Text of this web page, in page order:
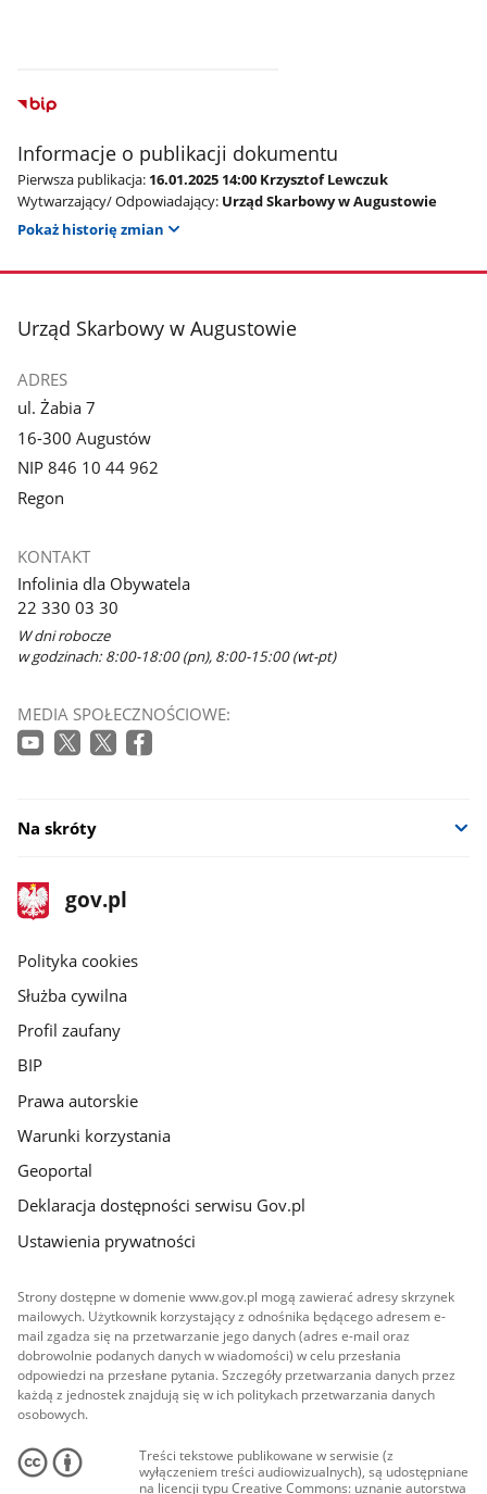
Informacje o publikacji dokumentu
Pierwsza publikacja: 16.01.2025 14:00 Krzysztof Lewczuk
Wytwarzający/ Odpowiadający: Urząd Skarbowy w Augustowie
Pokaż historię zmian
stopka
Urząd Skarbowy w Augustowie
ADRES
ul. Żabia 7
16-300 Augustów
NIP 846 10 44 962
Regon
KONTAKT
Infolinia dla Obywatela
22 330 03 30
W dni robocze
w godzinach: 8:00-18:00 (pn), 8:00-15:00 (wt-pt)
MEDIA SPOŁECZNOŚCIOWE:
Na skróty
stopka
gov.pl
Strona
gov.pl
gov.pl
Polityka cookies
Służba cywilna
Profil zaufany
BIP
Prawa autorskie
Warunki korzystania
Geoportal
Deklaracja dostępności serwisu Gov.pl
Ustawienia prywatności
Strony dostępne w domenie www.gov.pl mogą zawierać adresy skrzynek
mailowych. Użytkownik korzystający z odnośnika będącego adresem e-
mail zgadza się na przetwarzanie jego danych (adres e-mail oraz
dobrowolnie podanych danych w wiadomości) w celu przesłania
odpowiedzi na przesłane pytania. Szczegóły przetwarzania danych przez
każdą z jednostek znajdują się w ich politykach przetwarzania danych
osobowych.
Treści tekstowe publikowane w serwisie (z
wyłączeniem treści audiowizualnych), są udostępniane
na licencji typu Creative Commons: uznanie autorstwa